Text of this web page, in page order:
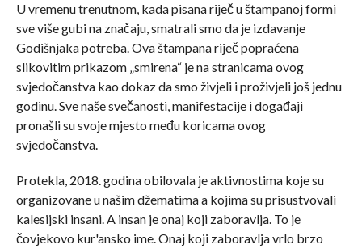
U vremenu trenutnom, kada pisana riječ u štampanoj formi
sve više gubi na značaju, smatrali smo da je izdavanje
Godišnjaka potreba. Ova štampana riječ popraćena
slikovitim prikazom „smirena“ je na stranicama ovog
svjedočanstva kao dokaz da smo živjeli i proživjeli još jednu
godinu. Sve naše svečanosti, manifestacije i događaji
pronašli su svoje mjesto među koricama ovog
svjedočanstva.
Protekla, 2018. godina obilovala je aktivnostima koje su
organizovane u našim džematima a kojima su prisustvovali
kalesijski insani. A insan je onaj koji zaboravlja. To je
čovjekovo kur'ansko ime. Onaj koji zaboravlja vrlo brzo